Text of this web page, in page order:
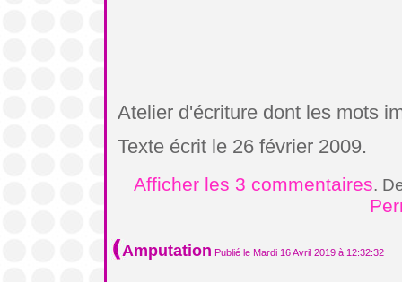
Atelier d'écriture dont les mots
Texte écrit le 26 février 2009.
Afficher les 3 commentaires.
Amputation Publié le Mardi 16 Avril 2019 à 12:32:32